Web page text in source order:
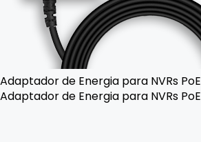
Adaptador de Energia para NVRs PoE
Adaptador de Energia para NVRs PoE